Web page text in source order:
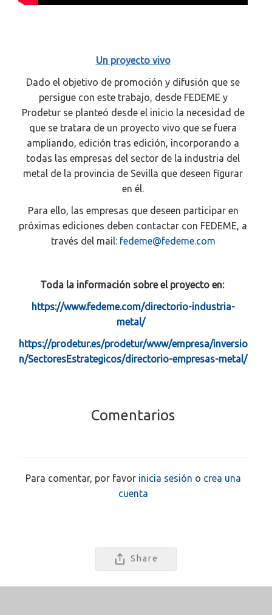
Un proyecto vivo
Dado el objetivo de promoción y difusión que se
persigue con este trabajo, desde FEDEME y
Prodetur se planteó desde el inicio la necesidad de
que se tratara de un proyecto vivo que se fuera
ampliando, edición tras edición, incorporando a
todas las empresas del sector de la industria del
metal de la provincia de Sevilla que deseen figurar
en él.
Para ello, las empresas que deseen participar en
próximas ediciones deben contactar con FEDEME, a
través del mail: fedeme@fedeme.com
Toda la información sobre el proyecto en:
https://www.fedeme.com/directorio-industria-
metal/
https://prodetur.es/prodetur/www/empresa/inversio
n/SectoresEstrategicos/directorio-empresas-metal/
Comentarios
Para comentar, por favor inicia sesión o crea una
cuenta
Share